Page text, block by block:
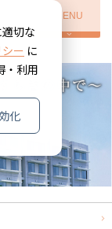
切な
ー に
・利用
化
MENU